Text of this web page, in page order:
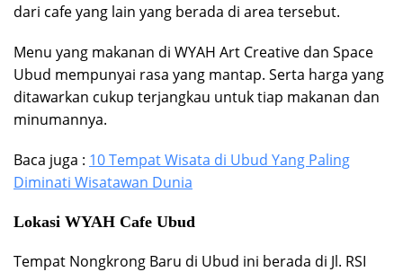
dari cafe yang lain yang berada di area tersebut.
Menu yang makanan di WYAH Art Creative dan Space
Ubud mempunyai rasa yang mantap. Serta harga yang
ditawarkan cukup terjangkau untuk tiap makanan dan
minumannya.
Baca juga : 10 Tempat Wisata di Ubud Yang Paling
Diminati Wisatawan Dunia
Lokasi WYAH Cafe Ubud
Tempat Nongkrong Baru di Ubud ini berada di Jl. RSI